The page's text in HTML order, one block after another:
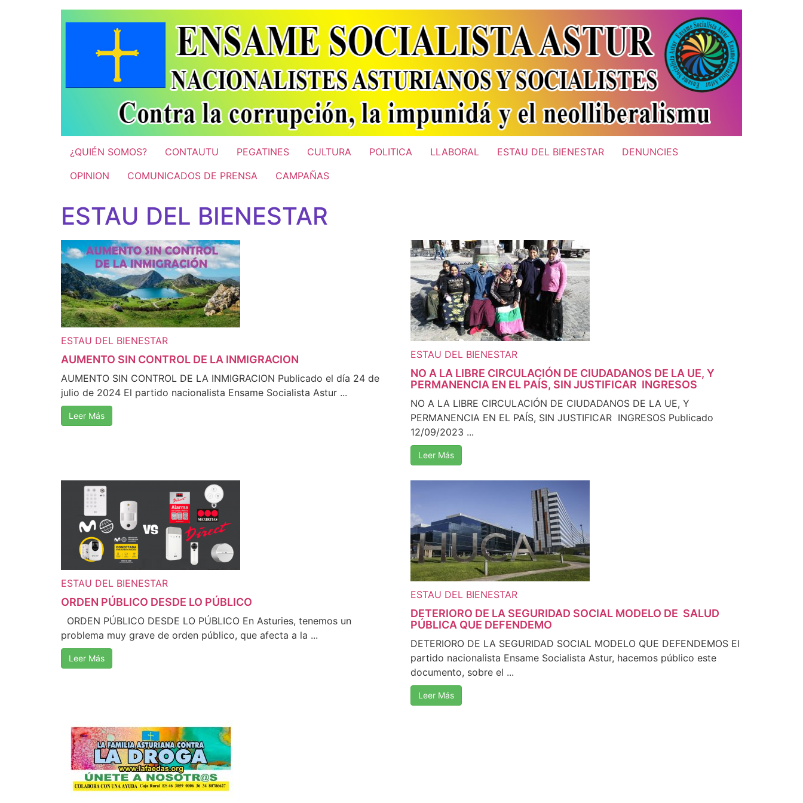
¿QUIÉN SOMOS? CONTAUTU PEGATINES CULTURA POLITICA LLABORAL ESTAU DEL BIENESTAR
DENUNCIES
OPINION
COMUNICADOS DE PRENSA CAMPAÑAS
ESTAU DEL BIENESTAR
ESTAU DEL BIENESTAR
AUMENTO SIN CONTROL DE LA INMIGRACION
AUMENTO SIN CONTROL DE LA INMIGRACION Publicado el día 24 de
julio de 2024 El partido nacionalista Ensame Socialista Astur ...
Leer Más
ESTAU DEL BIENESTAR
NO A LA LIBRE CIRCULACIÓN DE CIUDADANOS DE LA UE, Y
PERMANENCIA EN EL PAÍS, SIN JUSTIFICAR INGRESOS
NO A LA LIBRE CIRCULACIÓN DE CIUDADANOS DE LA UE, Y
PERMANENCIA EN EL PAÍS, SIN JUSTIFICAR INGRESOS Publicado
12/09/2023 ...
Leer Más
ESTAU DEL BIENESTAR
ORDEN PÚBLICO DESDE LO PÚBLICO
ORDEN PÚBLICO DESDE LO PÚBLICO En Asturies, tenemos un
problema muy grave de orden público, que afecta a la ...
Leer Más
ESTAU DEL BIENESTAR
DETERIORO DE LA SEGURIDAD SOCIAL MODELO DE SALUD
PÚBLICA QUE DEFENDEMO
DETERIORO DE LA SEGURIDAD SOCIAL MODELO QUE DEFENDEMOS El
partido nacionalista Ensame Socialista Astur, hacemos público este
documento, sobre el ...
Leer Más